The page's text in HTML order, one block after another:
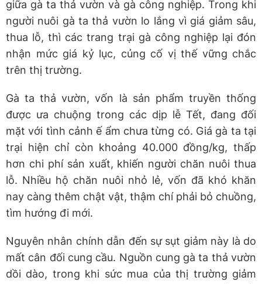
giữa gà ta thả vườn và gà công nghiệp. Trong khi
người nuôi gà ta thả vườn lo lắng vì giá giảm sâu,
thua lỗ, thì các trang trại gà công nghiệp lại đón
nhận mức giá kỷ lục, củng cố vị thế vững chắc
trên thị trường.
Gà ta thả vườn, vốn là sản phẩm truyền thống
được ưa chuộng trong các dịp lễ Tết, đang đối
mặt với tình cảnh ế ẩm chưa từng có. Giá gà ta tại
trại hiện chỉ còn khoảng 40.000 đồng/kg, thấp
hơn chi phí sản xuất, khiến người chăn nuôi thua
lỗ. Nhiều hộ chăn nuôi nhỏ lẻ, vốn đã khó khăn
nay càng thêm chật vật, thậm chí phải bỏ chuồng,
tìm hướng đi mới.
Nguyên nhân chính dẫn đến sự sụt giảm này là do
mất cân đối cung cầu. Nguồn cung gà ta thả vườn
dồi dào, trong khi sức mua của thị trường giảm